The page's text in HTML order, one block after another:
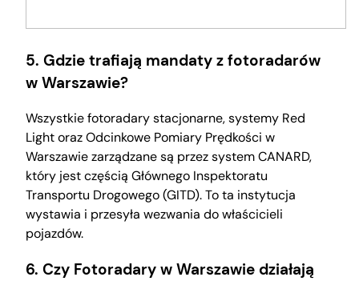
5. Gdzie trafiają mandaty z fotoradarów
w Warszawie?
Wszystkie fotoradary stacjonarne, systemy Red
Light oraz Odcinkowe Pomiary Prędkości w
Warszawie zarządzane są przez system CANARD,
który jest częścią Głównego Inspektoratu
Transportu Drogowego (GITD). To ta instytucja
wystawia i przesyła wezwania do właścicieli
pojazdów.
6. Czy Fotoradary w Warszawie działają